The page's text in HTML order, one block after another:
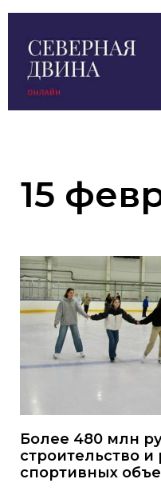
15
Более 480 млн
строительство
спортивных